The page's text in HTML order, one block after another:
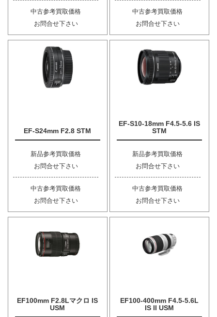
中古参考買取価格
お問合せ下さい
中古参考買取価格
お問合せ下さい
EF-S24mm F2.8 STM
新品参考買取価格
お問合せ下さい
中古参考買取価格
お問合せ下さい
EF-S10-18mm F4.5-5.6 IS
STM
新品参考買取価格
お問合せ下さい
中古参考買取価格
お問合せ下さい
EF100mm F2.8Lマクロ IS
USM
EF100-400mm F4.5-5.6L
IS II USM